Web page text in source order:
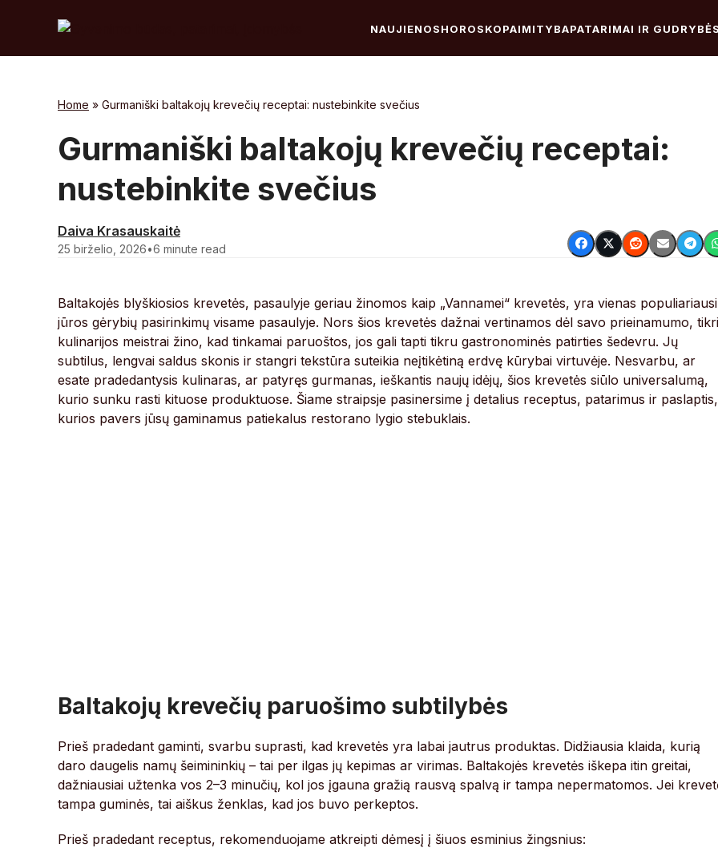
NAUJIENOSHOROSKOPAIMITYBAPATARIMAI IR
Home » Gurmaniški baltakojų krevečių receptai: nustebinkite svečius
Gurmaniški baltakojų krevečių receptai:
nustebinkite svečius
Daiva Krasauskaitė
25 birželio, 2026•6 minute read
Baltakojės blyškiosios krevetės, pasaulyje geriau žinomos kaip „Vannamei“ krevetės, yra vienas
jūros gėrybių pasirinkimų visame pasaulyje. Nors šios krevetės dažnai vertinamos dėl savo prieinamumo,
kulinarijos meistrai žino, kad tinkamai paruoštos, jos gali tapti tikru gastronominės patirties šedevru. Jų
subtilus, lengvai saldus skonis ir stangri tekstūra suteikia neįtikėtiną erdvę kūrybai virtuvėje. Nesvarbu, ar
esate pradedantysis kulinaras, ar patyręs gurmanas, ieškantis naujų idėjų, šios krevetės siūlo universalumą,
kurio sunku rasti kituose produktuose. Šiame straipsje pasinersime į detalius receptus, patarimus ir paslaptis,
kurios pavers jūsų gaminamus patiekalus restorano lygio stebuklais.
Baltakojų krevečių paruošimo subtilybės
Prieš pradedant gaminti, svarbu suprasti, kad krevetės yra labai jautrus produktas. Didžiausia klaida, kurią
daro daugelis namų šeimininkių – tai per ilgas jų kepimas ar virimas. Baltakojės krevetės iškepa itin greitai,
dažniausiai užtenka vos 2–3 minučių, kol jos įgauna gražią rausvą spalvą ir tampa nepermatomos. Jei
tampa guminės, tai aiškus ženklas, kad jos buvo perkeptos.
Prieš pradedant receptus, rekomenduojame atkreipti dėmesį į šiuos esminius žingsnius: